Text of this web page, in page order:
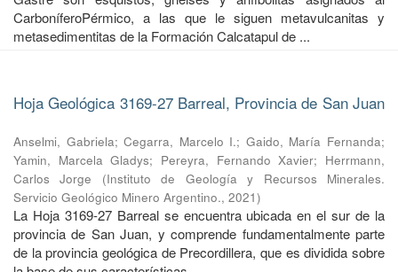
CarboníferoPérmico, a las que le siguen metavulcanitas y
metasedimentitas de la Formación Calcatapul de ...
Hoja Geológica 3169-27 Barreal, Provincia de San Juan
Anselmi, Gabriela;Cegarra, Marcelo I.; Gaido, María Fernanda;
Yamin, Marcela Gladys; Pereyra, Fernando Xavier; Herrmann,
Carlos Jorge
(Instituto de Geología y Recursos Minerales.
Servicio Geológico Minero Argentino., 2021)
La Hoja 3169-27 Barreal se encuentra ubicada en el sur de la
provincia de San Juan, y comprende fundamentalmente parte
de la provincia geológica de Precordillera, que es dividida sobre